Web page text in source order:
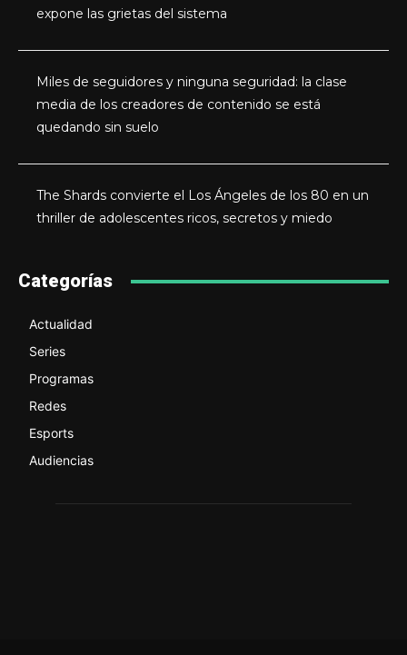
expone las grietas del sistema
Miles de seguidores y ninguna seguridad: la clase
media de los creadores de contenido se está
quedando sin suelo
The Shards convierte el Los Ángeles de los 80 en un
thriller de adolescentes ricos, secretos y miedo
Categorías
Actualidad
Series
Programas
Redes
Esports
Audiencias